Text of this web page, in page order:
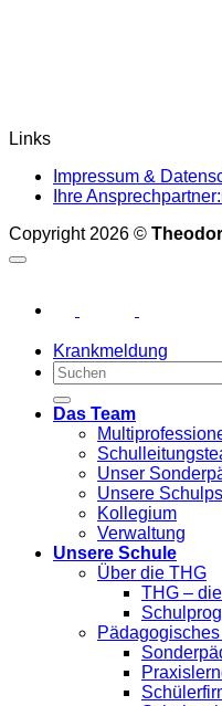
Links
Impressum &
Ihre
Copyright 2026 ©
Krankmeldung
Das Team
Unser
Unsere
Kollegium
Verwaltung
Unsere Schule
Über die THG
THG –
Pädagogisches